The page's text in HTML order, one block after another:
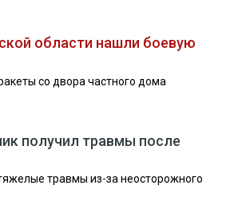
области нашли боевую
со двора частного дома
получил травмы после
травмы из-за неосторожного